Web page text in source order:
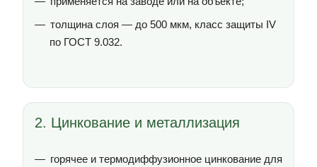
толщина слоя — до 500 мкм, класс защиты IV
по ГОСТ 9.032.
2. Цинкование и металлизация
горячее и термодиффузионное цинкование для